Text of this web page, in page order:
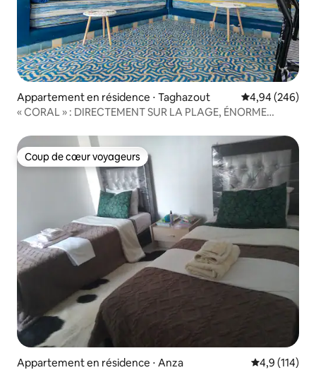
Appartement en résidence ⋅ Taghazout Évaluation
4,94 (246)
« CORAL » : DIRECTEMENT SUR LA PLAGE, ÉNORME
Coup de cœur voyageurs
Coup de cœur voyageurs
Appartement en résidence ⋅ Anza Évaluation
4,9 (114)